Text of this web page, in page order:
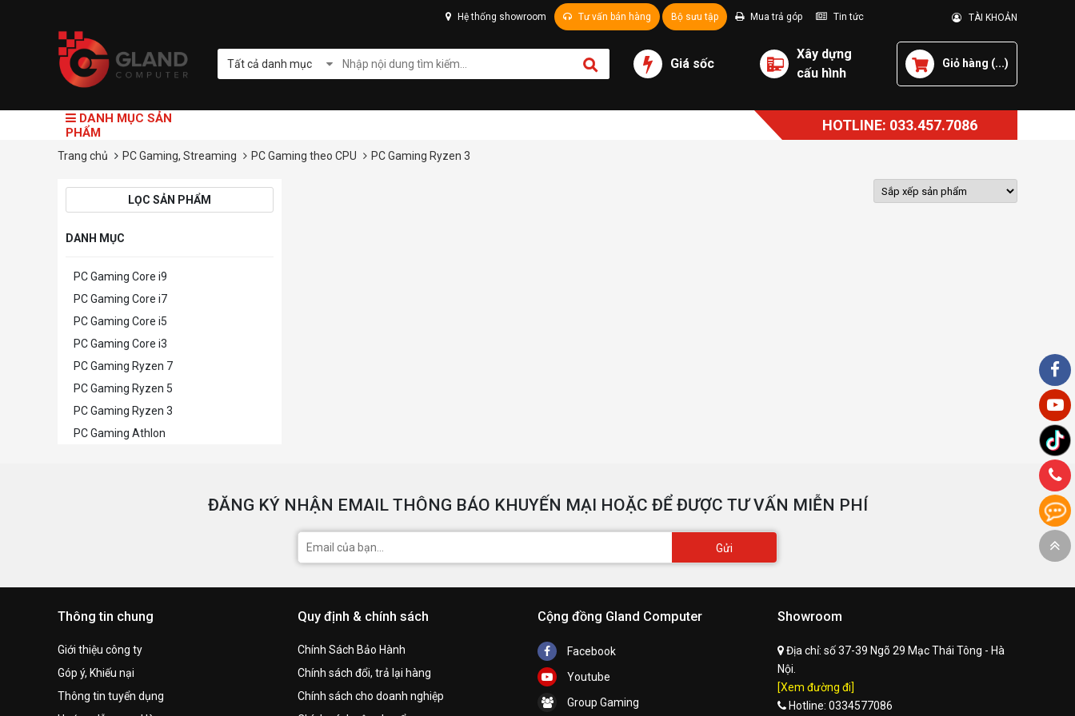
Hệ thống showroom Tư vấn bán hàng Bộ sưu tập Mua trả góp Tin tức TÀI KHOẢN
Tất cả danh mục Giá sốc
Xây dựng
cấu hình
Giỏ hàng (...)
DANH MỤC SẢN
PHẨM
HOTLINE: 033.457.7086
Trang chủ PC Gaming, Streaming PC Gaming theo CPU PC Gaming Ryzen 3
LỌC SẢN PHẨM
DANH MỤC
PC Gaming Core i9
PC Gaming Core i7
PC Gaming Core i5
PC Gaming Core i3
PC Gaming Ryzen 7
PC Gaming Ryzen 5
PC Gaming Ryzen 3
PC Gaming Athlon
ĐĂNG KÝ NHẬN EMAIL THÔNG BÁO KHUYẾN MẠI HOẶC ĐỂ ĐƯỢC TƯ VẤN MIỄN PHÍ
Gửi
Thông tin chung
Giới thiệu công ty
Góp ý, Khiếu nại
Thông tin tuyển dụng
Quy định & chính sách
Chính Sách Bảo Hành
Chính sách đổi, trả lại hàng
Chính sách cho doanh nghiệp
Cộng đồng Gland Computer
Facebook
Youtube
Group Gaming
Showroom
Địa chỉ: số 37-39 Ngõ 29 Mạc Thái Tông - Hà
Nội.
[Xem đường đi]
Hotline: 0334577086